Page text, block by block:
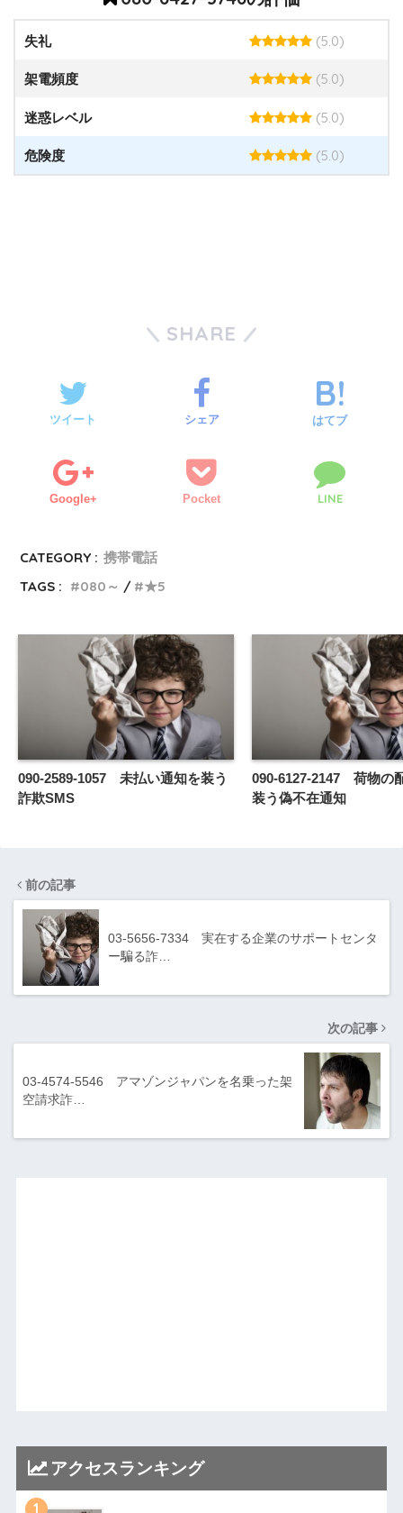
失礼 (5.0)
架電頻度 (5.0)
迷惑レベル (5.0)
危険度 (5.0)
SHARE
ツイート シェア はてブ
Google+ Pocket LINE
CATEGORY : 携帯電話
TAGS :
080～ ★5
090-2589-1057 未払い通知を装う
詐欺SMS
090-6127-2147 荷物の
装う偽不在通知
前の記事
03-5656-7334 実在する企業のサポートセンタ
ー騙る詐…
次の記事
03-4574-5546 アマゾンジャパンを名乗った架
空請求詐…
アクセスランキング
1